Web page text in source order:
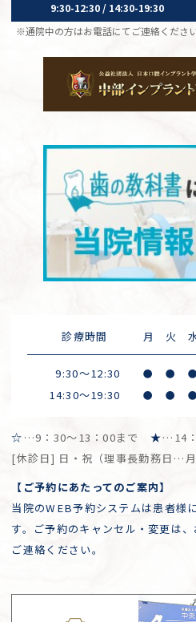
9:30-12:30 / 14:30-19:30
※通院中の方はお電話にてご連絡くださ
診療時間 月 火
9:30～12:30 ● ● ●
14:30～19:30 ● ● ●
☆ …9：30～13：00まで★…14
[休診日] 日・祝（理事長勤務日…月
【ご予約にあたってのご案内】
当院のWEB予約システムは患者様
す。ご予約のキャンセル・変更は
ご連絡ください。